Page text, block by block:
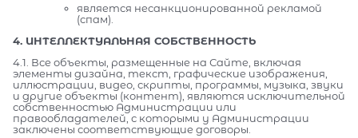
является несанкционированной рекламой
(спам).
4. ИНТЕЛЛЕКТУАЛЬНАЯ СОБСТВЕННОСТЬ
4.1. Все объекты, размещенные на Сайте, включая
элементы дизайна, текст, графические изображения,
иллюстрации, видео, скрипты, программы, музыка, звуки
и другие объекты (контент), являются исключительной
собственностью Администрации или
правообладателей, с которыми у Администрации
заключены соответствующие договоры.